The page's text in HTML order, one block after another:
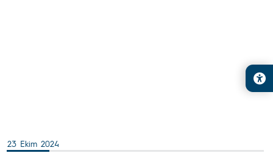
23 Ekim 2024